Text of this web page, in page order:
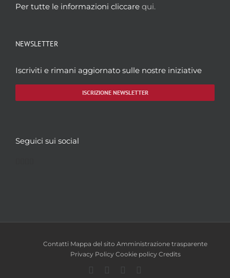
Per tutte le informazioni cliccare qui.
NEWSLETTER
Iscriviti e rimani aggiornato sulle nostre iniziative
ISCRIZIONE NEWSLETTER
Seguici sui social
Contatti Mappa del sito Amministrazione trasparente
Privacy Policy Cookie policy Credits
Facebook
TwitterYouTube